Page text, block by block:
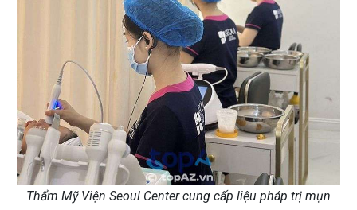
Thẩm Mỹ Viện Seoul Center cung cấp liệu pháp trị mụn